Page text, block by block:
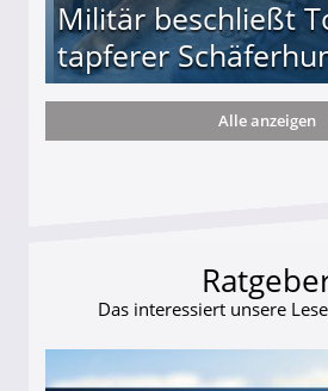
Militär beschließt
tapferer
Tod zweier tapferer Schäferhunde!
Alle anzeigen
Das interessiert unsere